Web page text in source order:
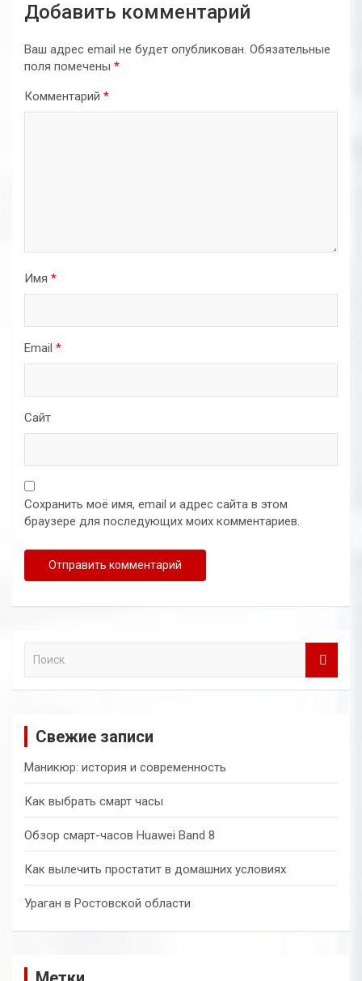
Добавить комментарий
Ваш адрес email не будет опубликован. Обязательные
поля помечены *
Комментарий *
Имя *
Email *
Сайт
Сохранить моё имя, email и адрес сайта в этом
браузере для последующих моих комментариев.
Свежие записи
Маникюр: история и современность
Как выбрать смарт часы
Обзор смарт-часов Huawei Band 8
Как вылечить простатит в домашних условиях
Ураган в Ростовской области